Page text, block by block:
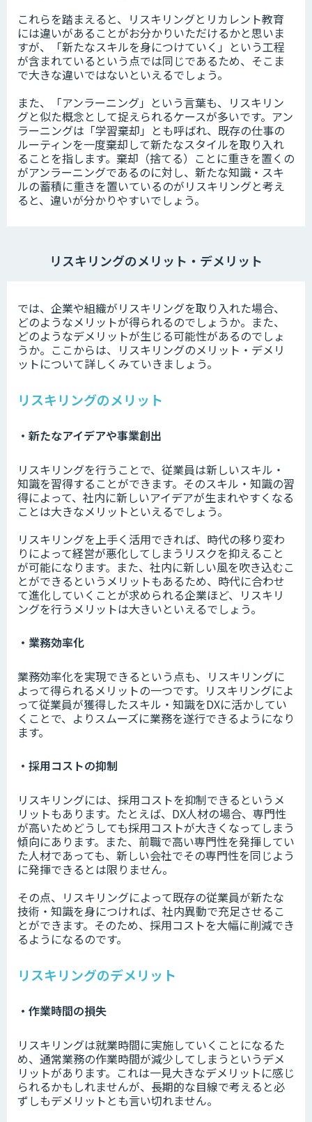
これらを踏まえると、リスキリングとリカレント教育
には違いがあることがお分かりいただけるかと思いま
すが、「新たなスキルを身につけていく」という工程
が含まれているという点では同じであるため、そこま
で大きな違いではないといえるでしょう。
また、「アンラーニング」という言葉も、リスキリン
グと似た概念として捉えられるケースが多いです。アン
ラーニングは「学習棄却」とも呼ばれ、既存の仕事の
ルーティンを一度棄却して新たなスタイルを取り入れ
ることを指します。棄却（捨てる）ことに重きを置くの
がアンラーニングであるのに対し、新たな知識・スキ
ルの蓄積に重きを置いているのがリスキリングと考え
ると、違いが分かりやすいでしょう。
リスキリングのメリット・デメリット
では、企業や組織がリスキリングを取り入れた場合、
どのようなメリットが得られるのでしょうか。また、
どのようなデメリットが生じる可能性があるのでしょ
うか。ここからは、リスキリングのメリット・デメリ
ットについて詳しくみていきましょう。
リスキリングのメリット
・新たなアイデアや事業創出
リスキリングを行うことで、従業員は新しいスキル・
知識を習得することができます。そのスキル・知識の習
得によって、社内に新しいアイデアが生まれやすくなる
ことは大きなメリットといえるでしょう。
リスキリングを上手く活用できれば、時代の移り変わ
りによって経営が悪化してしまうリスクを抑えること
が可能になります。また、社内に新しい風を吹き込むこ
とができるというメリットもあるため、時代に合わせ
て進化していくことが求められる企業ほど、リスキリ
ングを行うメリットは大きいといえるでしょう。
・業務効率化
業務効率化を実現できるという点も、リスキリングに
よって得られるメリットの一つです。リスキリングによ
って従業員が獲得したスキル・知識をDXに活かしてい
くことで、よりスムーズに業務を遂行できるようになり
ます。
・採用コストの抑制
リスキリングには、採用コストを抑制できるというメ
リットもあります。たとえば、DX人材の場合、専門性
が高いためどうしても採用コストが大きくなってしまう
傾向にあります。また、前職で高い専門性を発揮してい
た人材であっても、新しい会社でその専門性を同じよう
に発揮できるとは限りません。
その点、リスキリングによって既存の従業員が新たな
技術・知識を身につければ、社内異動で充足させるこ
とができます。そのため、採用コストを大幅に削減でき
るようになるのです。
リスキリングのデメリット
・作業時間の損失
リスキリングは就業時間に実施していくことになるた
め、通常業務の作業時間が減少してしまうというデメ
リットがあります。これは一見大きなデメリットに感じ
られるかもしれませんが、長期的な目線で考えると必
ずしもデメリットとも言い切れません。